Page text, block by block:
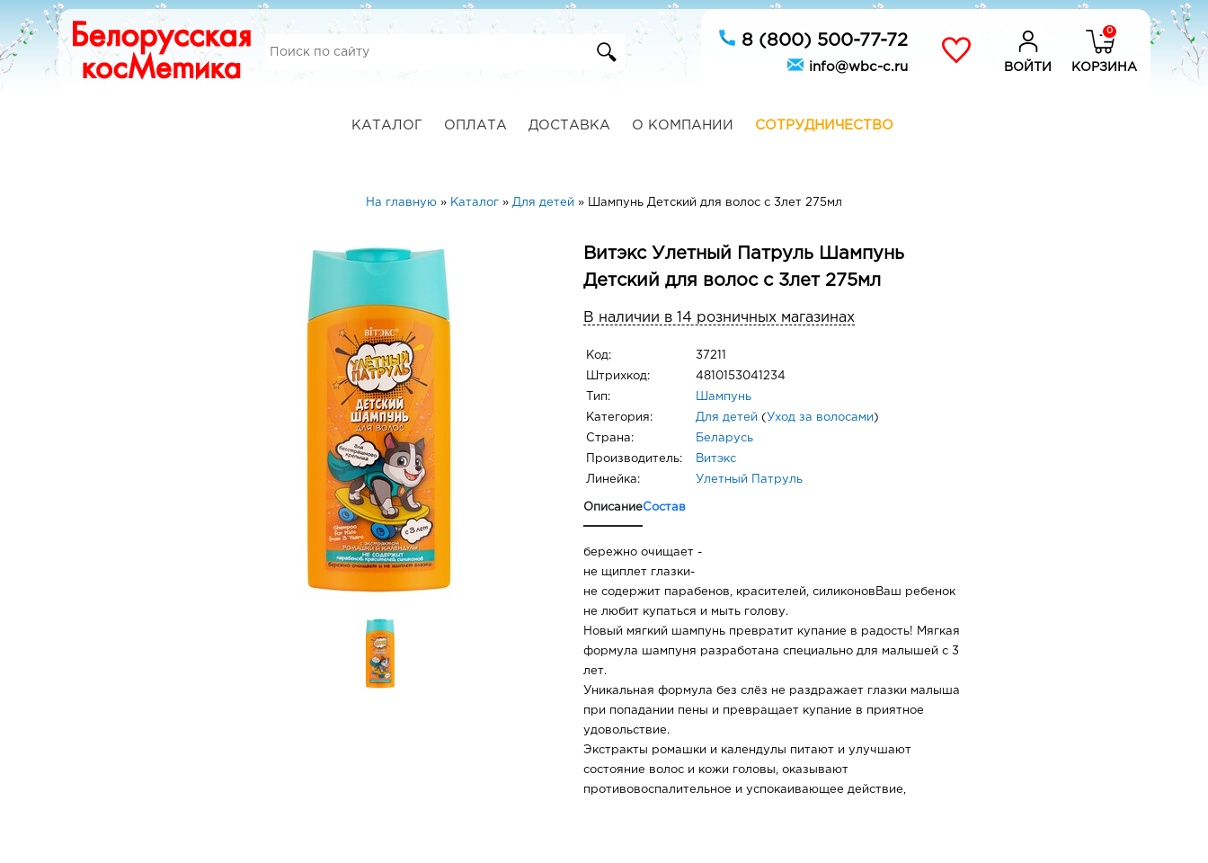
8 (800) 500-77-72
info@wbc-c.ru ВОЙТИ
0
КОРЗИНА
КАТАЛОГ ОПЛАТА ДОСТАВКА О КОМПАНИИ СОТРУДНИЧЕСТВО
На главную » Каталог » Для детей » Шампунь Детский для волос с 3лет 275мл
Витэкс Улетный Патруль Шампунь
Детский для волос с 3лет 275мл
В наличии в 14 розничных магазинах
Код: 37211
Штрихкод: 4810153041234
Тип: Шампунь
Категория: Для детей ( Уход за волосами )
Страна: Беларусь
Производитель: Витэкс
Линейка: Улетный Патруль
ОписаниеСостав
бережно очищает -
не щиплет глазки-
не содержит парабенов, красителей, силиконовВаш ребенок
не любит купаться и мыть голову.
Новый мягкий шампунь превратит купание в радость! Мягкая
формула шампуня разработана специально для малышей c 3
лет.
Уникальная формула без слёз не раздражает глазки малыша
при попадании пены и превращает купание в приятное
удовольствие.
Экстракты ромашки и календулы питают и улучшают
состояние волос и кожи головы, оказывают
противовоспалительное и успокаивающее действие,